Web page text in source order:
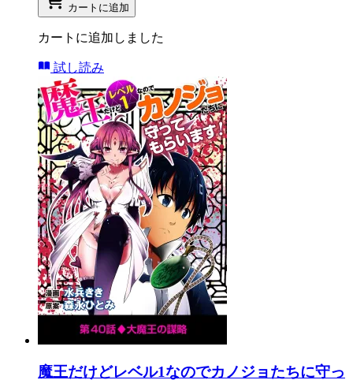
カートに追加
カートに追加しました
試し読み
魔王だけどレベル1なのでカノジョたちに守っ